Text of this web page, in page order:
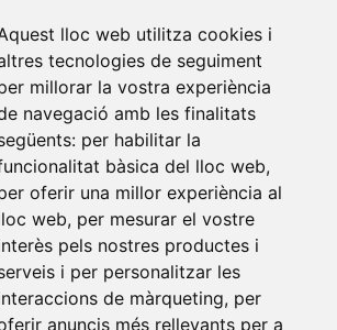
lloc web utilitza cookies i
tecnologies de seguiment
millorar la vostra experiència
navegació amb les finalitats
per habilitar la
bàsica del lloc web,
oferir una millor experiència al
web, per mesurar el vostre
pels nostres productes i
i per personalitzar les
de màrqueting, per
anuncis més rellevants per a
Oliba CEU•Universitat d'Alacant
•Universitat Autònoma de
de Barcelona•Universitat
Herrera•Universitat de Girona •
les Illes Balears•
Universitat
Catalunya•Universitat Jaume I
• Universitat Miguel Hernández
Oberta de Catalunya•Universitat